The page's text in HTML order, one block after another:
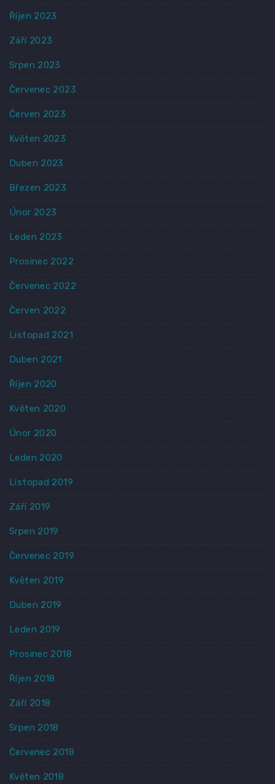
Říjen 2023
Září 2023
Srpen 2023
Červenec 2023
Červen 2023
Květen 2023
Duben 2023
Březen 2023
Únor 2023
Leden 2023
Prosinec 2022
Červenec 2022
Červen 2022
Listopad 2021
Duben 2021
Říjen 2020
Květen 2020
Únor 2020
Leden 2020
Listopad 2019
Září 2019
Srpen 2019
Červenec 2019
Květen 2019
Duben 2019
Leden 2019
Prosinec 2018
Říjen 2018
Září 2018
Srpen 2018
Červenec 2018
Květen 2018